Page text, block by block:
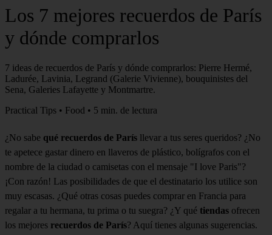
Los 7 mejores recuerdos de París
y dónde comprarlos
7 ideas de recuerdos de París y dónde comprarlos: Pierre Hermé,
Ladurée, Lavinia, Legrand (Galerie Vivienne), bouquinistes del
Sena, Galeries Lafayette y Montmartre.
Practical Tips • Food • 5 min. de lectura
¿No sabe qué recuerdos de París llevar a tus seres queridos? ¿No
te apetece gastar dinero en llaveros de plástico, bolígrafos con el
nombre de la ciudad o camisetas con el mensaje "I love Paris"?
¡Con razón! Las posibilidades de que el destinatario los utilice son
muy escasas. ¿Qué otras cosas puedes comprar en Francia para
regalar a tu hermana, tu prima o tu suegra? ¿Y qué tiendas ofrecen
los mejores recuerdos de París? Aquí tienes algunas sugerencias.